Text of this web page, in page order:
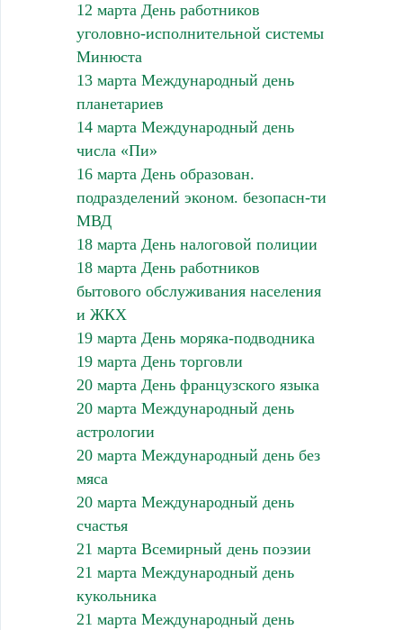
12 марта День работников
уголовно-исполнительной системы
Минюста
13 марта Международный день
планетариев
14 марта Международный день
числа «Пи»
16 марта День образован.
подразделений эконом. безопасн-ти
МВД
18 марта День налоговой полиции
18 марта День работников
бытового обслуживания населения
и ЖКХ
19 марта День моряка-подводника
19 марта День торговли
20 марта День французского языка
20 марта Международный день
астрологии
20 марта Международный день без
мяса
20 марта Международный день
счастья
21 марта Всемирный день поэзии
21 марта Международный день
кукольника
21 марта Международный день